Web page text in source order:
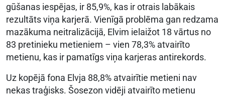
gūšanas iespējas, ir 85,9%, kas ir otrais labākais
rezultāts viņa karjerā. Vienīgā problēma gan redzama
mazākuma neitralizācijā, Elvim ielaižot 18 vārtus no
83 pretinieku metieniem – vien 78,3% atvairīto
metienu, kas ir pamatīgs viņa karjeras antirekords.
Uz kopējā fona Elvja 88,8% atvairītie metieni nav
nekas traģisks. Šosezon vidēji atvairīto metienu